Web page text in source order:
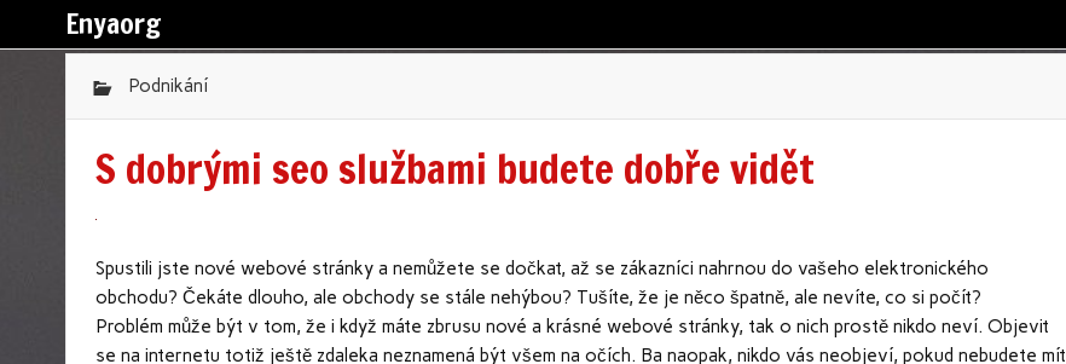
Enyaorg
Podnikání
S dobrými seo službami budete dobře vidět
Spustili jste nové webové stránky a nemůžete se dočkat, až se zákazníci nahrnou do vašeho elektronického
obchodu? Čekáte dlouho, ale obchody se stále nehýbou? Tušíte, že je něco špatně, ale nevíte, co si počít?
Problém může být v tom, že i když máte zbrusu nové a krásné webové stránky, tak o nich prostě nikdo neví. Objevit
se na internetu totiž ještě zdaleka neznamená být všem na očích. Ba naopak, nikdo vás neobjeví, pokud nebudete mít